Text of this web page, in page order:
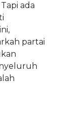
ada
partai